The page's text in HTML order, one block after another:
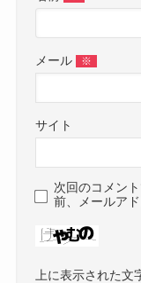
メール ※
サイト
次回のコメン
前、メールア
上に表示された文